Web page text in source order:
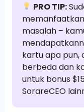
PRO TIP:
masalah –
kartu apa pun,
berbeda dan
untuk bonus
SorareCEO